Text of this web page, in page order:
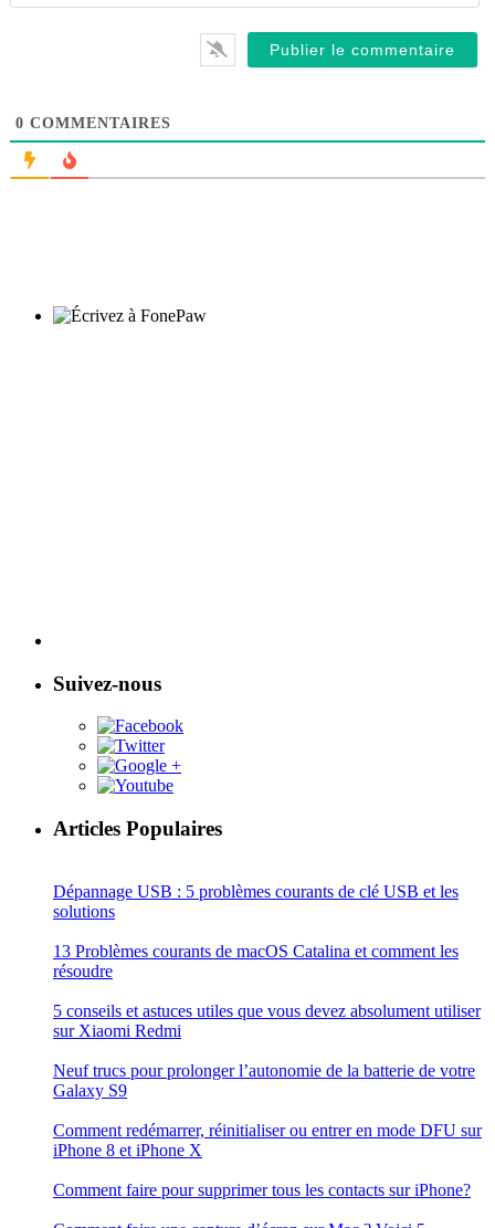
0 COMMENTAIRES
Suivez-nous
Articles Populaires
Dépannage USB : 5 problèmes courants de clé USB et les
solutions
13 Problèmes courants de macOS Catalina et comment les
résoudre
5 conseils et astuces utiles que vous devez absolument utiliser
sur Xiaomi Redmi
Neuf trucs pour prolonger l’autonomie de la batterie de votre
Galaxy S9
Comment redémarrer, réinitialiser ou entrer en mode DFU sur
iPhone 8 et iPhone X
Comment faire pour supprimer tous les contacts sur iPhone?